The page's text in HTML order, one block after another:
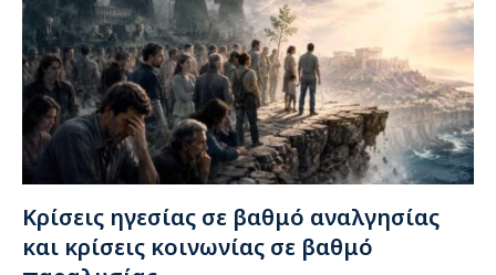
Κρίσεις ηγεσίας σε βαθμό αναλγησίας
και κρίσεις κοινωνίας σε βαθμό